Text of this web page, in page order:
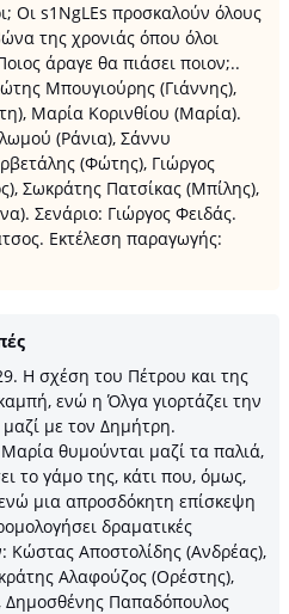
Οι s1NgLEs προσκαλούν όλους
της χρονιάς όπου όλοι
άραγε θα πιάσει ποιον;..
Μπουγιούρης (Γιάννης),
Μαρία Κορινθίου (Μαρία).
(Ράνια), Σάννυ
(Φώτης), Γιώργος
Σωκράτης Πατσίκας (Μπίλης),
Σενάριο: Γιώργος Φειδάς.
Εκτέλεση παραγωγής:
Η σχέση του Πέτρου και της
ενώ η Όλγα γιορτάζει την
μαζί με τον Δημήτρη.
θυμούνται μαζί τα παλιά,
το γάμο της, κάτι που, όμως,
μια απροσδόκητη επίσκεψη
δραματικές
Κώστας Αποστολίδης (Ανδρέας),
Αλαφούζος (Ορέστης),
Παπαδόπουλος